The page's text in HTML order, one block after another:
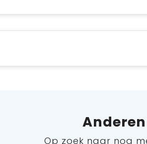
Op zoek naar nog